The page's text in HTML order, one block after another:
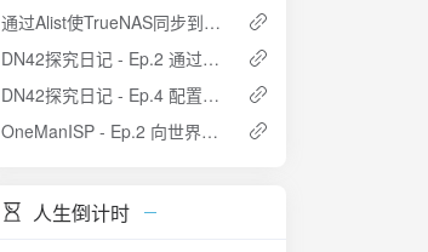
通过Alist使TrueNAS同步到OneDrive
DN42探究日记 - Ep.2 通过OSPF搭建内部网络并启用iBGP
DN42探究日记 - Ep.4 配置BGP Communities
OneManISP - Ep.2 向世界宣告我们自己的IP段
人生倒计时